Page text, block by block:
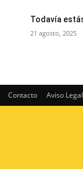
Todavía
21 agosto, 2025
Contacto Aviso Legal